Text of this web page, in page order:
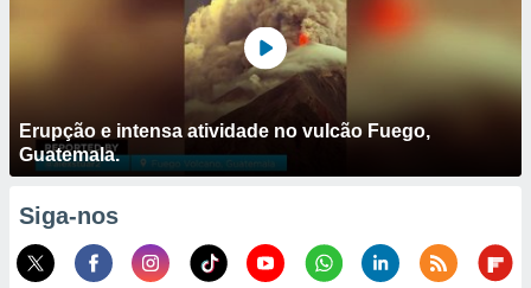
Erupção e intensa atividade no vulcão Fuego,
Guatemala.
Siga-nos